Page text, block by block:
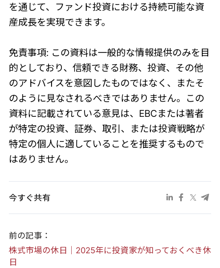
を通じて、ファンド投資における持続可能な資
産成長を実現できます。
免責事項: この資料は一般的な情報提供のみを目
的としており、信頼できる財務、投資、その他
のアドバイスを意図したものではなく、またそ
のように見なされるべきではありません。この
資料に記載されている意見は、EBCまたは著者
が特定の投資、証券、取引、または投資戦略が
特定の個人に適していることを推奨するもので
はありません。
今すぐ共有
前の記事：
株式市場の休日｜2025年に投資家が知っておくべき休
日